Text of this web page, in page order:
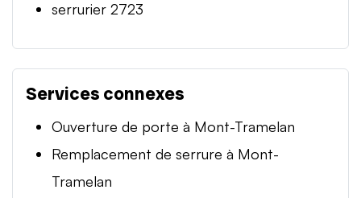
serrurier 2723
Services connexes
Ouverture de porte à Mont-Tramelan
Remplacement de serrure à Mont-
Tramelan